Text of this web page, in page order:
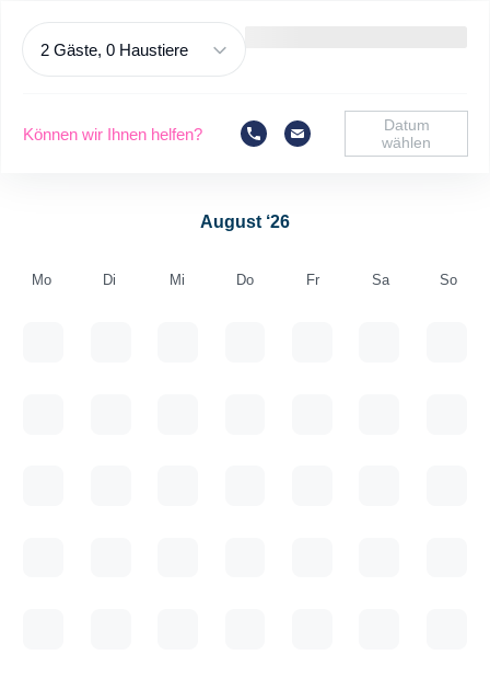
2 Gäste, 0 Haustiere
Können wir Ihnen helfen?
Datum
wählen
August ‘26
Mo Di Mi Do Fr Sa So